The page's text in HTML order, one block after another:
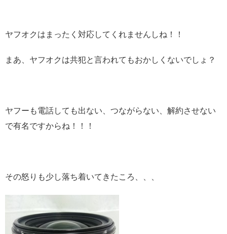
ヤフオクはまったく対応してくれませんしね！！
まあ、ヤフオクは共犯と言われてもおかしくないでしょ？
ヤフーも電話しても出ない、つながらない、解約させない
で有名ですからね！！！
その怒りも少し落ち着いてきたころ、、、